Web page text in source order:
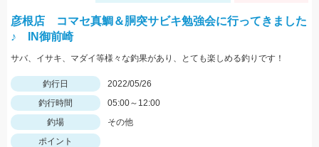
彦根店 コマセ真鯛＆胴突サビキ勉強会に行ってきました
♪ IN御前崎
サバ、イサキ、マダイ等様々な釣果があり、とても楽しめる釣りです！
釣行日
2022/05/26
釣行時間
05:00～12:00
釣場
その他
ポイント